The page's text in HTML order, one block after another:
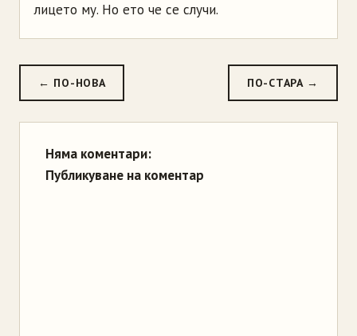
лицето му. Но ето че се случи.
← ПО-НОВА ПО-СТАРА →
Няма коментари:
Публикуване на коментар